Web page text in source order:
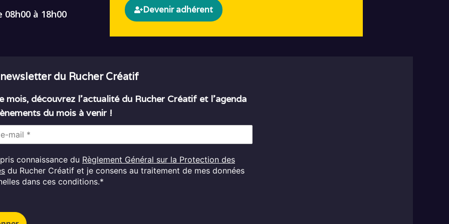
à 18h00 Devenir adhérent
du Rucher Créatif
mois, découvrez l’actualité du Rucher Créatif et l’agenda
du mois à venir !
pris connaissance du Règlement Général sur la Protection des
du Rucher Créatif et je consens au traitement de mes données
dans ces conditions.*